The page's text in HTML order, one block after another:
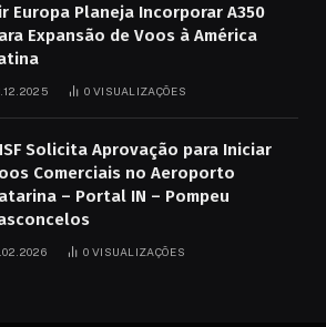
Europa Planeja Incorporar A350
Expansão de Voos à América
0 VISUALIZAÇÕES
Solicita Aprovação para Iniciar
Comerciais no Aeroporto
– Portal IN – Pompeu
0 VISUALIZAÇÕES